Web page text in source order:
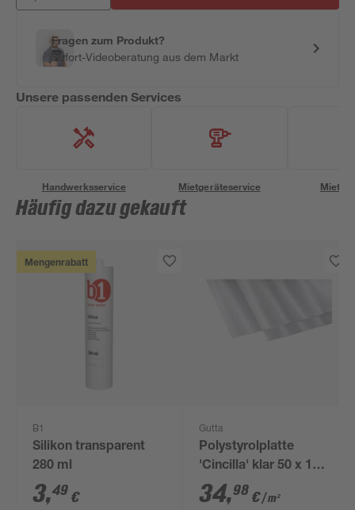
Fragen zum Produkt?
Sofort-Videoberatung aus dem Markt
Unsere passenden Services
Handwerksservice Mietgeräteservice
Häufig dazu gekauft
Mengenrabatt
B1
Silikon transparent
280 ml
3,49 €
Gutta
Polystyrolplatte
'Cincilla' klar 50 x 100
x 0,25 cm
34,98 €/ m²